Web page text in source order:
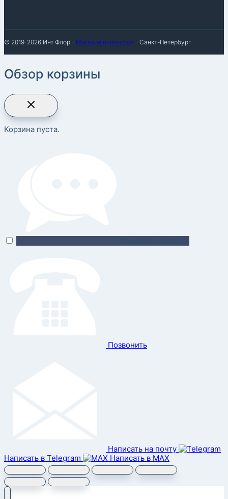
© 2019-2026 Инт Флор - Магазин плинтусов - Санкт-Петербург
Обзор корзины
Корзина пуста.
Позвонить
Написать на почту
Написать в Telegram
Написать в MAX